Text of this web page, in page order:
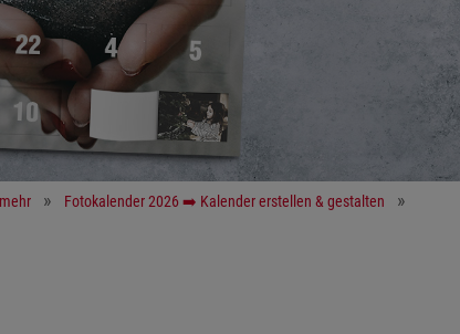
Fotokalender 2026 ➡️ Kalender erstellen & gestalten